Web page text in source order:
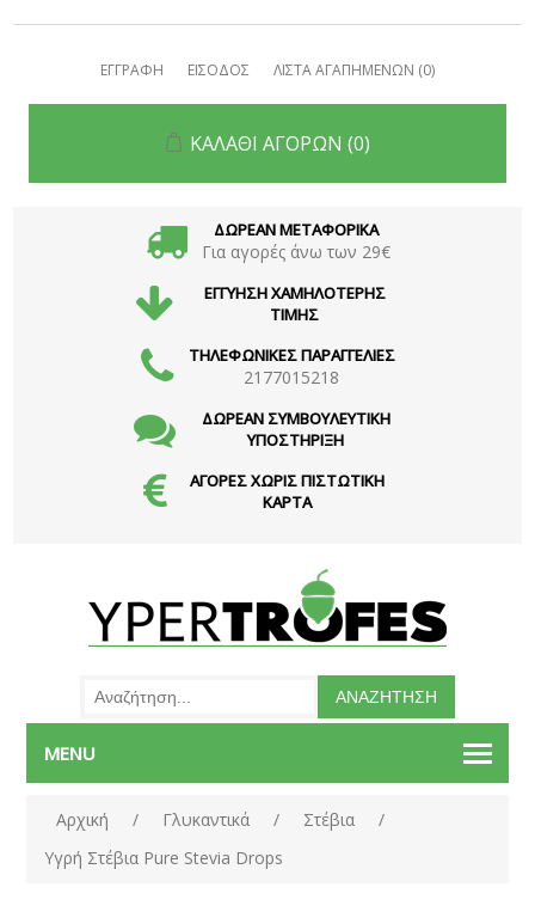
ΕΓΓΡΑΦΗ ΕΙΣΟΔΟΣ ΛΙΣΤΑ ΑΓΑΠΗΜΕΝΩΝ (0)
ΚΑΛΑΘΙ ΑΓΟΡΩΝ (0)
ΔΩΡΕΑΝ ΜΕΤΑΦΟΡΙΚΑ
Για αγορές άνω των 29€
ΕΓΓΥΗΣΗ ΧΑΜΗΛΟΤΕΡΗΣ
ΤΙΜΗΣ
ΤΗΛΕΦΩΝΙΚΕΣ ΠΑΡΑΓΓΕΛΙΕΣ
2177015218
ΔΩΡΕΑΝ ΣΥΜΒΟΥΛΕΥΤΙΚΗ
ΥΠΟΣΤΗΡΙΞΗ
ΑΓΟΡΕΣ ΧΩΡΙΣ ΠΙΣΤΩΤΙΚΗ
ΚΑΡΤΑ
MENU
Αρχική / Γλυκαντικά / Στέβια
/
Υγρή Στέβια Pure Stevia Drops